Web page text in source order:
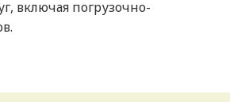
включая погрузочно-